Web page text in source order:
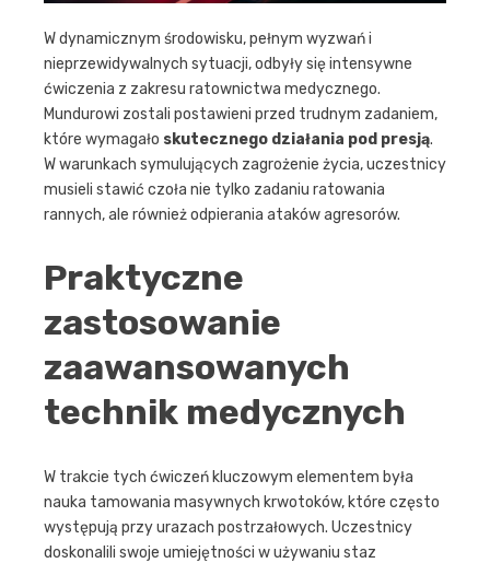
W dynamicznym środowisku, pełnym wyzwań i
nieprzewidywalnych sytuacji, odbyły się intensywne
ćwiczenia z zakresu ratownictwa medycznego.
Mundurowi zostali postawieni przed trudnym zadaniem,
które wymagało skutecznego działania pod presją.
W warunkach symulujących zagrożenie życia, uczestnicy
musieli stawić czoła nie tylko zadaniu ratowania
rannych, ale również odpierania ataków agresorów.
Praktyczne
zastosowanie
zaawansowanych
technik medycznych
W trakcie tych ćwiczeń kluczowym elementem była
nauka tamowania masywnych krwotoków, które często
występują przy urazach postrzałowych. Uczestnicy
doskonalili swoje umiejętności w używaniu staz